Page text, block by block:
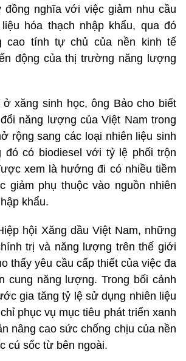
nghĩa với việc giảm nhu cầu
hóa thạch nhập khẩu, qua đó
cao tính tự chủ của nền kinh tế
động của thị trường năng lượng
xăng sinh học, ông Bảo cho biết
năng lượng của Việt Nam trong
rộng sang các loại nhiên liệu sinh
đó có biodiesel với tỷ lệ phối trộn
xem là hướng đi có nhiều tiềm
giảm phụ thuộc vào nguồn nhiên
khẩu.
hội Xăng dầu Việt Nam, những
trị và năng lượng trên thế giới
thấy yêu cầu cấp thiết của việc đa
cung năng lượng. Trong bối cảnh
gia tăng tỷ lệ sử dụng nhiên liệu
phục vụ mục tiêu phát triển xanh
nâng cao sức chống chịu của nền
cú sốc từ bên ngoài.